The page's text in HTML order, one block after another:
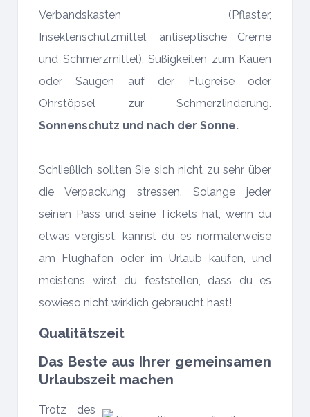
Verbandskasten (Pflaster,
Insektenschutzmittel, antiseptische Creme
und Schmerzmittel). Süßigkeiten zum Kauen
oder Saugen auf der Flugreise oder
Ohrstöpsel zur Schmerzlinderung.
Sonnenschutz und nach der Sonne.
Schließlich sollten Sie sich nicht zu sehr über
die Verpackung stressen. Solange jeder
seinen Pass und seine Tickets hat, wenn du
etwas vergisst, kannst du es normalerweise
am Flughafen oder im Urlaub kaufen, und
meistens wirst du feststellen, dass du es
sowieso nicht wirklich gebraucht hast!
Qualitätszeit
Das Beste aus Ihrer gemeinsamen
Urlaubszeit machen
Trotz des